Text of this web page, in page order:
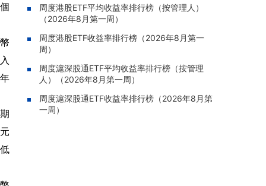
08-07 20:04 |迅策(03317.HK)：與天合算力訂
立戰略合作備忘，共探能源垂類大模型與Toke
n工廠商業化
08-07 20:02 |
中國泛半導體IMSS市場排名第三
08-07 19:47 | 浙能邁領綠航二次遞表港交所，爲
全球領先的綠色航運設備和系統提供商
08-07 19:09 |
周度港股ETF平均收益率排行榜（按管理人）
（2026年8月第一周）
周度港股ETF收益率排行榜（2026年8月第一
周）
周度滬深股通ETF平均收益率排行榜（按管理
人）（2026年8月第一周）
周度滬深股通ETF收益率排行榜（2026年8月第
一周）